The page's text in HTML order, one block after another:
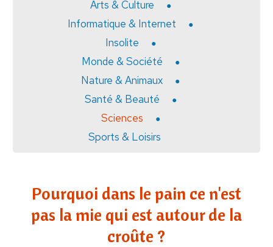
Arts & Culture
Informatique & Internet
Insolite
Monde & Société
Nature & Animaux
Santé & Beauté
Sciences
Sports & Loisirs
Pourquoi dans le pain ce n'est
pas la mie qui est autour de la
croûte ?